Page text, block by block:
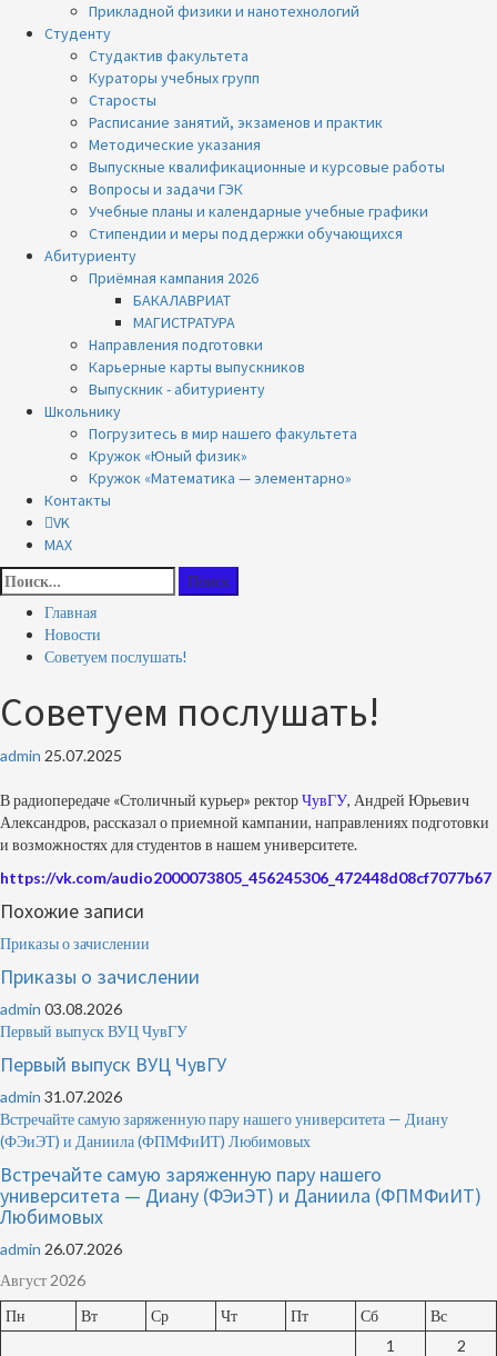
Прикладной физики и нанотехнологий
Студенту
Студактив факультета
Кураторы учебных групп
Старосты
Расписание занятий, экзаменов и практик
Методические указания
Выпускные квалификационные и курсовые работы
Вопросы и задачи ГЭК
Учебные планы и календарные учебные графики
Стипендии и меры поддержки обучающихся
Абитуриенту
Приёмная кампания 2026
БАКАЛАВРИАТ
МАГИСТРАТУРА
Направления подготовки
Карьерные карты выпускников
Выпускник - абитуриенту
Школьнику
Погрузитесь в мир нашего факультета
Кружок «Юный физик»
Кружок «Математика — элементарно»
Контакты
VK
MAX
Найти:
Главная
Новости
Советуем послушать!
Советуем послушать!
admin 25.07.2025
В радиопередаче «Столичный курьер» ректорЧувГУ, Андрей Юрьевич
Александров, рассказал о приемной кампании, направлениях подготовки
и возможностях для студентов в нашем университете.
https://vk.com/audio2000073805_456245306_472448d08cf7077b67
Похожие записи
Приказы о зачислении
Приказы о зачислении
admin 03.08.2026
Первый выпуск ВУЦ ЧувГУ
Первый выпуск ВУЦ ЧувГУ
admin 31.07.2026
Встречайте самую заряженную пару нашего университета — Диану
(ФЭиЭТ) и Даниила (ФПМФиИТ) Любимовых
Встречайте самую заряженную пару нашего
университета — Диану (ФЭиЭТ) и Даниила (ФПМФиИТ)
Любимовых
admin 26.07.2026
Август 2026
Пн
Вт Ср Чт Пт Сб
Вс
1
2